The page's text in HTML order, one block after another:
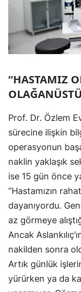
“HASTAMIZ
Prof. Dr. Özlem
sürecine ilişkin
operasyonun
naklin yaklaşık
ise 15 gün önce
“Hastamızın
dayanıyordu.
az görmeye
Ancak
nakilden sonra
Artık günlük
yürürken ya da